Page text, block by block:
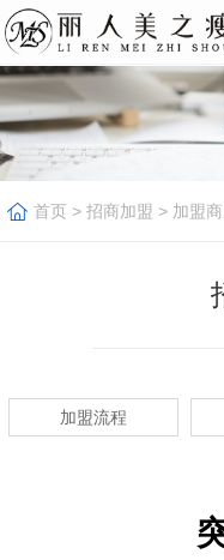
首页 > 招商加盟 > 加盟
加盟流程